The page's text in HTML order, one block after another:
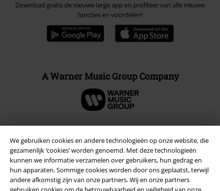
We gebruiken cookies en andere technologieën op onze website, die
gezamenlijk ‘cookies’ worden genoemd. Met deze technologieën
kunnen we informatie verzamelen over gebruikers, hun gedrag en
hun apparaten. Sommige cookies worden door ons geplaatst, terwijl
andere afkomstig zijn van onze partners. Wij en onze partners
Download gratis de nieuwe large app en profiteer van alle nieuwe
functies en voordelen!
A Warner Music Group Company
Beveiliging